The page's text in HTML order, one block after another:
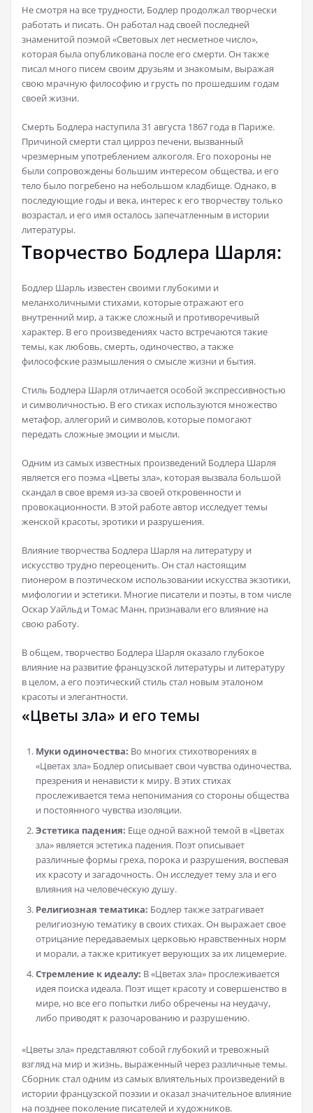
Не смотря на все трудности, Бодлер продолжал творчески
работать и писать. Он работал над своей последней
знаменитой поэмой «Световых лет несметное число»,
которая была опубликована после его смерти. Он также
писал много писем своим друзьям и знакомым, выражая
свою мрачную философию и грусть по прошедшим годам
своей жизни.
Смерть Бодлера наступила 31 августа 1867 года в Париже.
Причиной смерти стал цирроз печени, вызванный
чрезмерным употреблением алкоголя. Его похороны не
были сопровождены большим интересом общества, и его
тело было погребено на небольшом кладбище. Однако, в
последующие годы и века, интерес к его творчеству только
возрастал, и его имя осталось запечатленным в истории
литературы.
Творчество Бодлера Шарля:
Бодлер Шарль известен своими глубокими и
меланхоличными стихами, которые отражают его
внутренний мир, а также сложный и противоречивый
характер. В его произведениях часто встречаются такие
темы, как любовь, смерть, одиночество, а также
философские размышления о смысле жизни и бытия.
Стиль Бодлера Шарля отличается особой экспрессивностью
и символичностью. В его стихах используются множество
метафор, аллегорий и символов, которые помогают
передать сложные эмоции и мысли.
Одним из самых известных произведений Бодлера Шарля
является его поэма «Цветы зла», которая вызвала большой
скандал в свое время из-за своей откровенности и
провокационности. В этой работе автор исследует темы
женской красоты, эротики и разрушения.
Влияние творчества Бодлера Шарля на литературу и
искусство трудно переоценить. Он стал настоящим
пионером в поэтическом использовании искусства экзотики,
мифологии и эстетики. Многие писатели и поэты, в том числе
Оскар Уайльд и Томас Манн, признавали его влияние на
свою работу.
В общем, творчество Бодлера Шарля оказало глубокое
влияние на развитие французской литературы и литературу
в целом, а его поэтический стиль стал новым эталоном
красоты и элегантности.
«Цветы зла» и его темы
Муки одиночества: Во многих стихотворениях в
«Цветах зла» Бодлер описывает свои чувства одиночества,
презрения и ненависти к миру. В этих стихах
прослеживается тема непонимания со стороны общества
и постоянного чувства изоляции.
Эстетика падения: Еще одной важной темой в «Цветах
зла» является эстетика падения. Поэт описывает
различные формы греха, порока и разрушения, воспевая
их красоту и загадочность. Он исследует тему зла и его
влияния на человеческую душу.
Религиозная тематика: Бодлер также затрагивает
религиозную тематику в своих стихах. Он выражает свое
отрицание передаваемых церковью нравственных норм
и морали, а также критикует верующих за их лицемерие.
Стремление к идеалу: В «Цветах зла» прослеживается
идея поиска идеала. Поэт ищет красоту и совершенство в
мире, но все его попытки либо обречены на неудачу,
либо приводят к разочарованию и разрушению.
«Цветы зла» представляют собой глубокий и тревожный
взгляд на мир и жизнь, выраженный через различные темы.
Сборник стал одним из самых влиятельных произведений в
истории французской поэзии и оказал значительное влияние
на позднее поколение писателей и художников.